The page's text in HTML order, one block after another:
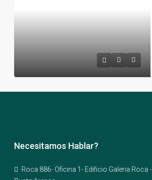
Necesitamos Hablar?
Roca 886- Oficina 1- Edificio Galeria Roca -